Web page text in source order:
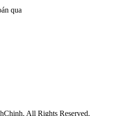
qua
All Rights Reserved.